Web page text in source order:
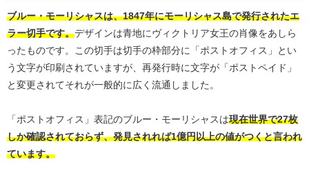
ブルー・モーリシャスは、1847年にモーリシャス島で発行されたエ
ラー切手です。デザインは青地にヴィクトリア女王の肖像をあしら
ったものです。この切手は切手の枠部分に「ポストオフィス」とい
う文字が印刷されていますが、再発行時に文字が「ポストペイド」
と変更されてそれが一般的に広く流通しました。
「ポストオフィス」表記のブルー・モーリシャスは現在世界で27枚
しか確認されておらず、発見されれば1億円以上の値がつくと言われ
ています。